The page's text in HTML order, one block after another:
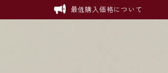
最低購入価格について